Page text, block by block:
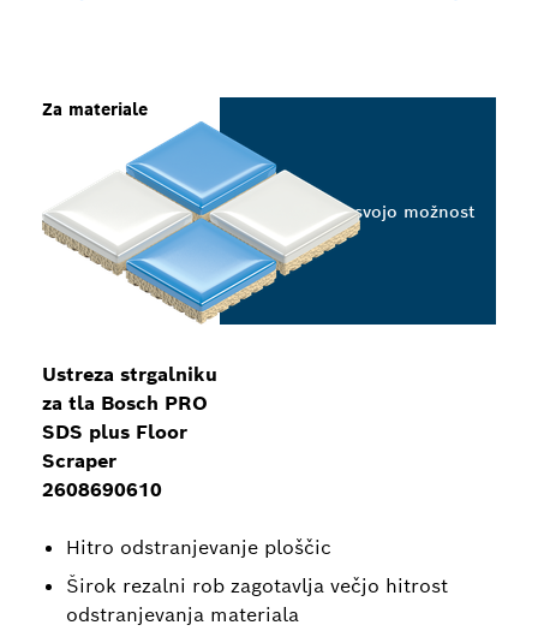
Ustreza strgalniku
za tla Bosch PRO
SDS plus Floor
Scraper
2608690610
Hitro odstranjevanje ploščic
Širok rezalni rob zagotavlja večjo hitrost
odstranjevanja materiala
Za materiale
Izberite svojo možnost